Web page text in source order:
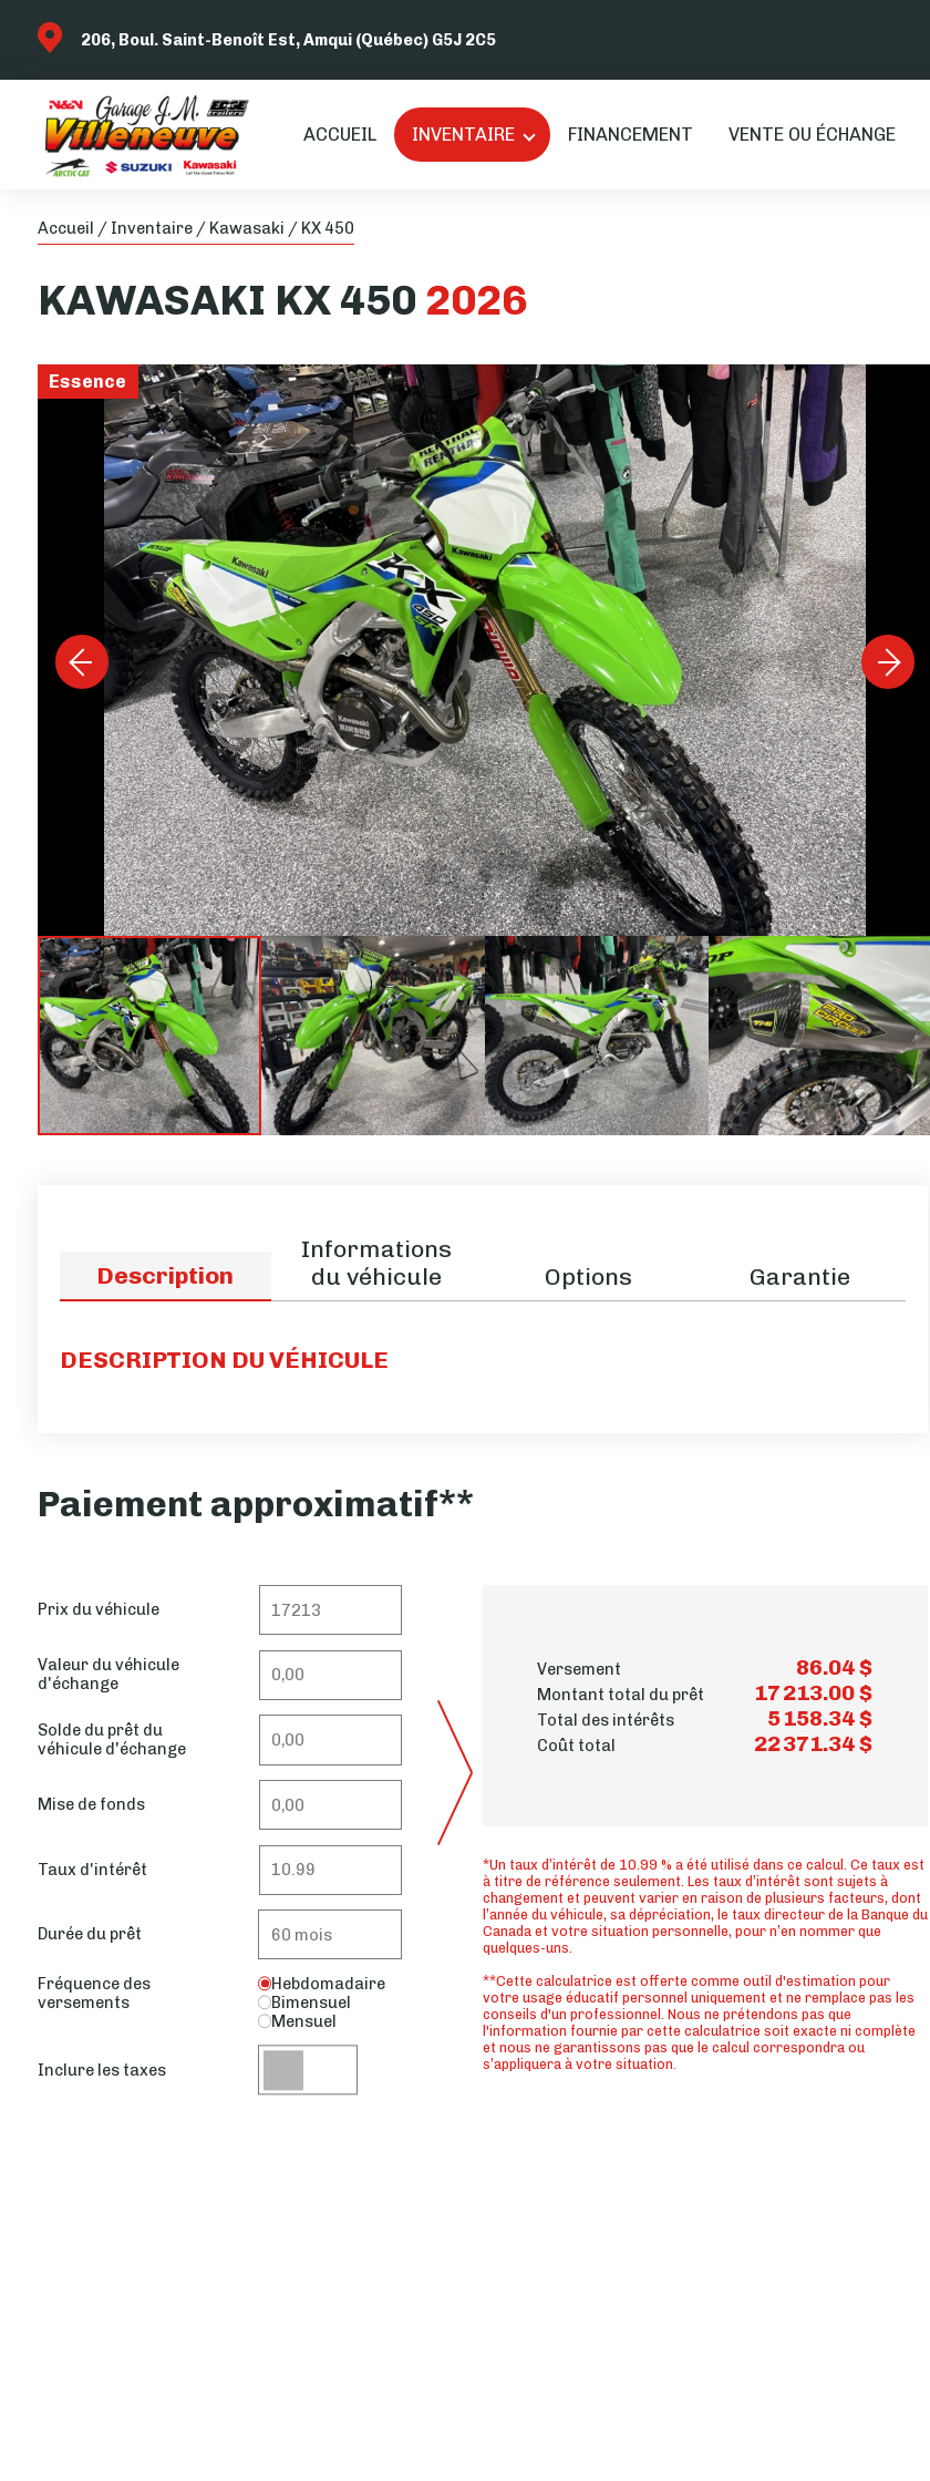
206, Boul. Saint-Benoît Est, Amqui (Québec) G5J 2C5
ACCUEIL INVENTAIRE FINANCEMENT VENTE OU ÉCHANGE
Accueil / Inventaire / Kawasaki / KX 450
KAWASAKI KX 450 2026
Essence
Description
Informations
du véhicule
Options Garantie
DESCRIPTION DU VÉHICULE
Paiement approximatif**
Prix du véhicule
Valeur du véhicule
d'échange
Solde du prêt du
véhicule d'échange
Mise de fonds
Taux d'intérêt
Durée du prêt
Fréquence des
versements
Hebdomadaire
Bimensuel
Mensuel
Inclure les taxes
Versement 86.04 $
Montant total du prêt 17 213.00 $
Total des intérêts 5 158.34 $
Coût total 22 371.34 $
*Un taux d’intérêt de 10.99 % a été utilisé dans ce calcul. Ce taux est
à titre de référence seulement. Les taux d’intérêt sont sujets à
changement et peuvent varier en raison de plusieurs facteurs, dont
l’année du véhicule, sa dépréciation, le taux directeur de la Banque du
Canada et votre situation personnelle, pour n’en nommer que
quelques-uns.
**Cette calculatrice est offerte comme outil d'estimation pour
votre usage éducatif personnel uniquement et ne remplace pas les
conseils d'un professionnel. Nous ne prétendons pas que
l'information fournie par cette calculatrice soit exacte ni complète
et nous ne garantissons pas que le calcul correspondra ou
s’appliquera à votre situation.